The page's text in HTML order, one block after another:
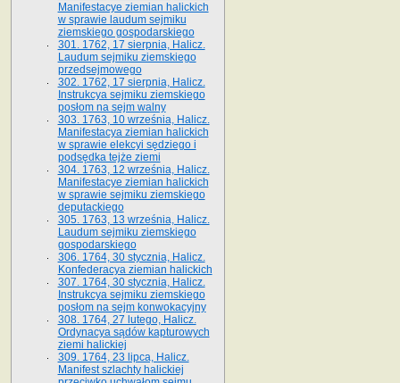
Manifestacye ziemian halickich
w sprawie laudum sejmiku
ziemskiego gospodarskiego
301. 1762, 17 sierpnia, Halicz.
Laudum sejmiku ziemskiego
przedsejmowego
302. 1762, 17 sierpnia, Halicz.
Instrukcya sejmiku ziemskiego
posłom na sejm walny
303. 1763, 10 września, Halicz.
Manifestacya ziemian halickich
w sprawie elekcyi sędziego i
podsędka tejże ziemi
304. 1763, 12 września, Halicz.
Manifestacye ziemian halickich
w sprawie sejmiku ziemskiego
deputackiego
305. 1763, 13 września, Halicz.
Laudum sejmiku ziemskiego
gospodarskiego
306. 1764, 30 stycznia, Halicz.
Konfederacya ziemian halickich
307. 1764, 30 stycznia, Halicz.
Instrukcya sejmiku ziemskiego
posłom na sejm konwokacyjny
308. 1764, 27 lutego, Halicz.
Ordynacya sądów kapturowych
ziemi halickiej
309. 1764, 23 lipca, Halicz.
Manifest szlachty halickiej